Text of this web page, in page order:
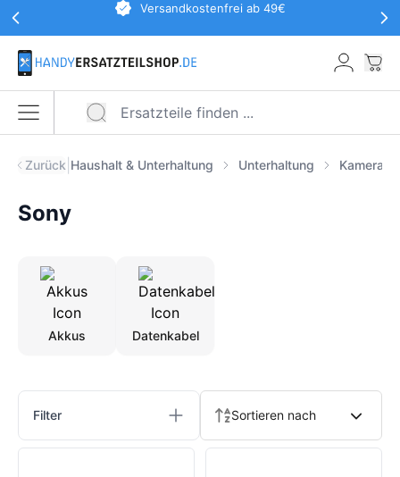
Zum Hauptinhalt springen
Werbeaktionen KopfzeileVersandkostenfrei ab 49€
Menü öffnen
Zurück Haushalt & Unterhaltung Unterhaltung Kameras
Sony
Akkus Datenkabel
Produkte
Filter Sortieren nach